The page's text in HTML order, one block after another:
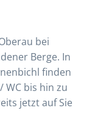
bei
Berge. In
finden
WC bis hin zu
jetzt auf Sie